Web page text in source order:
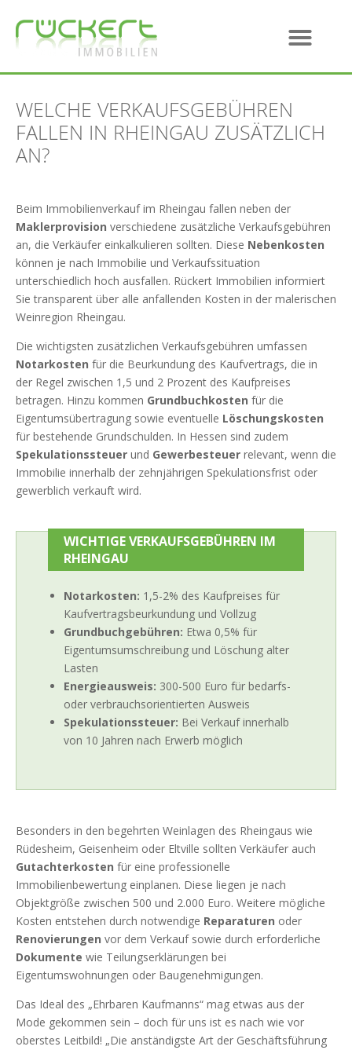
WELCHE VERKAUFSGEBÜHREN
FALLEN IN RHEINGAU ZUSÄTZLICH
AN?
Beim Immobilienverkauf im Rheingau fallen neben der
Maklerprovision verschiedene zusätzliche Verkaufsgebühren
an, die Verkäufer einkalkulieren sollten. Diese Nebenkosten
können je nach Immobilie und Verkaufssituation
unterschiedlich hoch ausfallen. Rückert Immobilien informiert
Sie transparent über alle anfallenden Kosten in der malerischen
Weinregion Rheingau.
Die wichtigsten zusätzlichen Verkaufsgebühren umfassen
Notarkosten für die Beurkundung des Kaufvertrags, die in
der Regel zwischen 1,5 und 2 Prozent des Kaufpreises
betragen. Hinzu kommen Grundbuchkosten für die
Eigentumsübertragung sowie eventuelle Löschungskosten
für bestehende Grundschulden. In Hessen sind zudem
Spekulationssteuer und Gewerbesteuer relevant, wenn die
Immobilie innerhalb der zehnjährigen Spekulationsfrist oder
gewerblich verkauft wird.
WICHTIGE VERKAUFSGEBÜHREN IM
RHEINGAU
Notarkosten: 1,5-2% des Kaufpreises für
Kaufvertragsbeurkundung und Vollzug
Grundbuchgebühren: Etwa 0,5% für
Eigentumsumschreibung und Löschung alter
Lasten
Energieausweis: 300-500 Euro für bedarfs-
oder verbrauchsorientierten Ausweis
Spekulationssteuer: Bei Verkauf innerhalb
von 10 Jahren nach Erwerb möglich
Besonders in den begehrten Weinlagen des Rheingaus wie
Rüdesheim, Geisenheim oder Eltville sollten Verkäufer auch
Gutachterkosten für eine professionelle
Immobilienbewertung einplanen. Diese liegen je nach
Objektgröße zwischen 500 und 2.000 Euro. Weitere mögliche
Kosten entstehen durch notwendige Reparaturen oder
Renovierungen vor dem Verkauf sowie durch erforderliche
Dokumente wie Teilungserklärungen bei
Eigentumswohnungen oder Baugenehmigungen.
Das Ideal des „Ehrbaren Kaufmanns“ mag etwas aus der
Mode gekommen sein – doch für uns ist es nach wie vor
oberstes Leitbild! „Die anständigste Art der Geschäftsführung